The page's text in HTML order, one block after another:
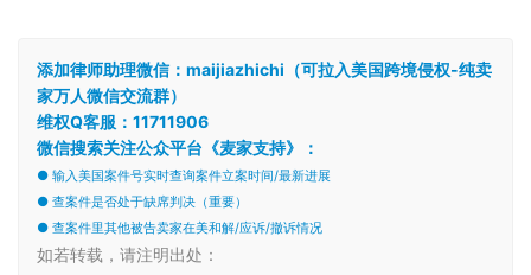
添加律师助理微信：maijiazhichi（可拉入美国跨境侵权-纯卖
家万人微信交流群）
维权Q客服：11711906
微信搜索关注公众平台《麦家支持》：
● 输入美国案件号实时查询案件立案时间/最新进展
● 查案件是否处于缺席判决（重要）
● 查案件里其他被告卖家在美和解/应诉/撤诉情况
如若转载，请注明出处：